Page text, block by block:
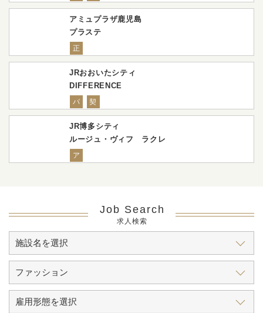
アミュプラザ鹿児島
プラステ
正
JRおおいたシティ
DIFFERENCE
パ 契
JR博多シティ
ルージュ・ヴィフ ラクレ
ア
Job Search
求人検索